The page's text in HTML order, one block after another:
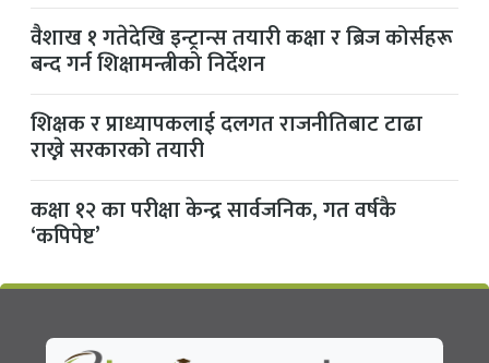
वैशाख १ गतेदेखि इन्ट्रान्स तयारी कक्षा र ब्रिज कोर्सहरू
बन्द गर्न शिक्षामन्त्रीको निर्देशन
शिक्षक र प्राध्यापकलाई दलगत राजनीतिबाट टाढा
राख्ने सरकारको तयारी
कक्षा १२ का परीक्षा केन्द्र सार्वजनिक, गत वर्षकै
‘कपिपेष्ट’